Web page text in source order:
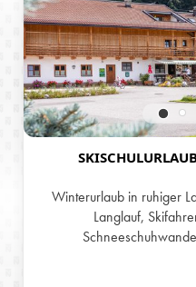
Winterurlaub in ruhiger
Langlauf,